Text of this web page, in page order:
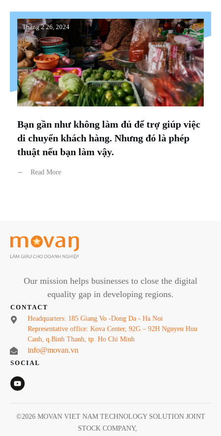
Tháng 2 26, 2024
Bạn gần như không làm đủ để trợ giúp việc
di chuyển khách hàng. Nhưng đó là phép
thuật nếu bạn làm vậy.
Read More
Our mission helps businesses to close the digital
equality gap in developing regions.
CONTACT
Headquarters: 185 Giang Vo -Dong Da - Ha Noi
Representative office: Kova Center, 92G – 92H Nguyen Huu
Canh, q.Binh Thanh, tp. Ho Chi Minh
info@movan.vn
SOCIAL
©2026 MOVAN VIET NAM TECHNOLOGY SOLUTION JOINT
STOCK COMPANY,